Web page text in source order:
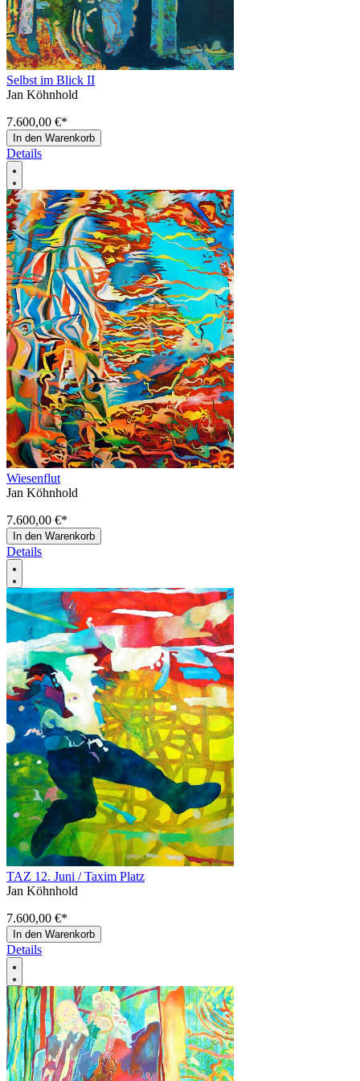
Selbst im Blick II
Jan Köhnhold
7.600,00 €*
In den Warenkorb
Details
Wiesenflut
Jan Köhnhold
7.600,00 €*
In den Warenkorb
Details
TAZ 12. Juni / Taxim Platz
Jan Köhnhold
7.600,00 €*
In den Warenkorb
Details